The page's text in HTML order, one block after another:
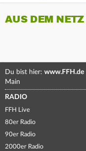
AUS DEM NETZ
Du bist hier: www.FFH.de
Main
RADIO
FFH Live
80er Radio
90er Radio
2000er Radio